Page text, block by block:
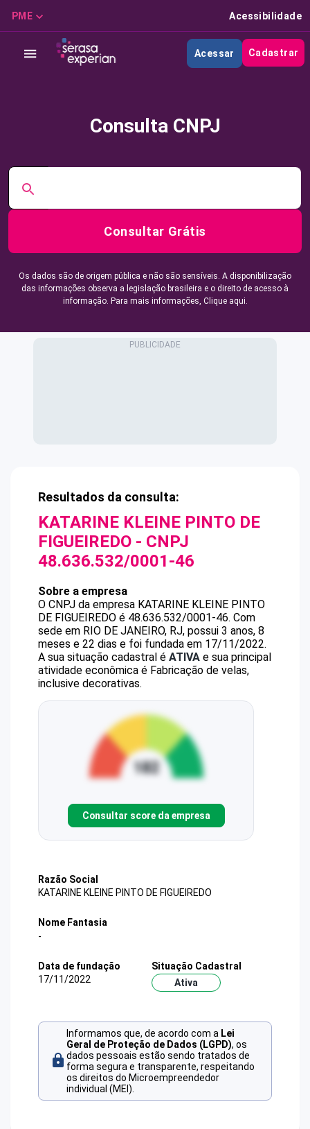
PME Acessibilidade
Acessar Cadastrar
Consulta CNPJ
Consultar Grátis
Os dados são de origem pública e não são sensíveis. A disponibilização
das informações observa a legislação brasileira e o direito de acesso à
informação. Para mais informações, Clique aqui.
Resultados da consulta:
KATARINE KLEINE PINTO DE
FIGUEIREDO - CNPJ
48.636.532/0001-46
Sobre a empresa
O CNPJ da empresa KATARINE KLEINE PINTO
DE FIGUEIREDO é 48.636.532/0001-46. Com
sede em RIO DE JANEIRO, RJ, possui 3 anos, 8
meses e 22 dias e foi fundada em 17/11/2022.
A sua situação cadastral é ATIVA e sua principal
atividade econômica é Fabricação de velas,
inclusive decorativas.
Consultar score da empresa
Razão Social
KATARINE KLEINE PINTO DE FIGUEIREDO
Nome Fantasia
-
Data de fundação
17/11/2022
Situação Cadastral
Ativa
Informamos que, de acordo com a Lei
Geral de Proteção de Dados (LGPD), os
dados pessoais estão sendo tratados de
forma segura e transparente, respeitando
os direitos do Microempreendedor
individual (MEI).